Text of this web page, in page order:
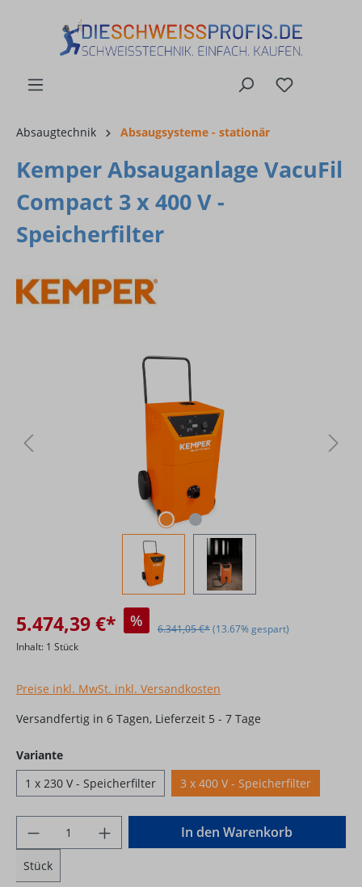
Absaugtechnik Absaugsysteme - stationär
Kemper Absauganlage VacuFil
Compact 3 x 400 V -
Speicherfilter
Bildergalerie überspringen
5.474,39 €* % 6.341,05 €*(13.67% gespart)
Inhalt: 1 Stück
Preise inkl. MwSt. inkl. Versandkosten
Versandfertig in 6 Tagen, Lieferzeit 5 - 7 Tage
Varianteauswählen
1 x 230 V - Speicherfilter
3 x 400 V - Speicherfilter
Produkt Anzahl: Gib den gewünschten
Stück
In den Warenkorb